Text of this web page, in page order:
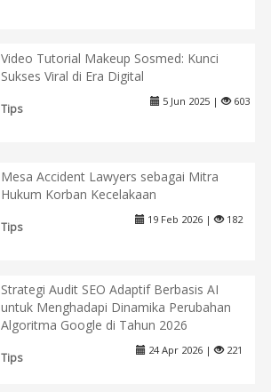
Video Tutorial Makeup Sosmed: Kunci
Sukses Viral di Era Digital
Tips
5 Jun 2025 | 603
Mesa Accident Lawyers sebagai Mitra
Hukum Korban Kecelakaan
Tips
19 Feb 2026 | 182
Strategi Audit SEO Adaptif Berbasis AI
untuk Menghadapi Dinamika Perubahan
Algoritma Google di Tahun 2026
Tips
24 Apr 2026 | 221